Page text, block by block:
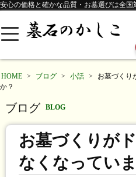
安心の価格と確かな品質・お墓選びは全国
HOME > ブログ > 小話 >
お墓づくり
か？
ブログ BLOG
お墓づくりが
なくなってい